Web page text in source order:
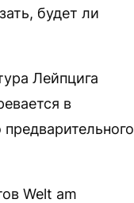
будет ли
Лейпцига
в
Welt am